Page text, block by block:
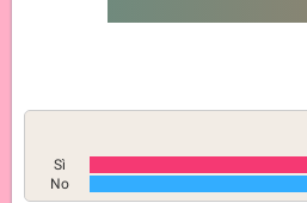
Sì
No